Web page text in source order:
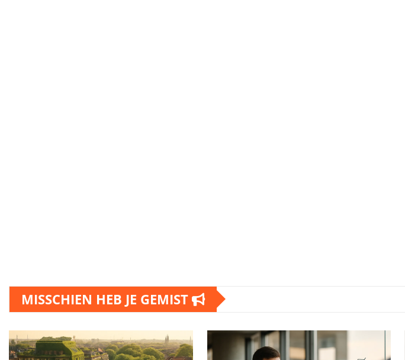
MISSCHIEN HEB JE GEMIST